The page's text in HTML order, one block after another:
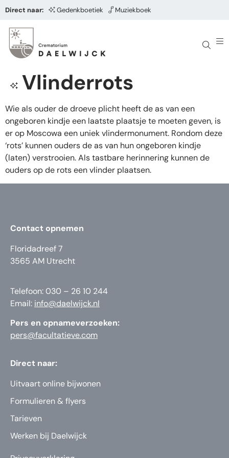
Direct naar: Gedenkboetiek Muziekboek
Vlinderrots
Wie als ouder de droeve plicht heeft de as van een
ongeboren kindje een laatste plaatsje te moeten geven, is
er op Moscowa een uniek vlindermonument. Rondom deze
‘rots’ kunnen ouders de as van hun ongeboren kindje
(laten) verstrooien. Als tastbare herinnering kunnen de
ouders op de rots een vlinder plaatsen.
Contact opnemen
Floridadreef 7
3565 AM Utrecht
Telefoon: 030 – 26 10 244
Email: info@daelwijck.nl
Pers en opnameverzoeken:
pers@facultatieve.com
Direct naar:
Uitvaart online bijwonen
Formulieren & flyers
Tarieven
Werken bij Daelwijck